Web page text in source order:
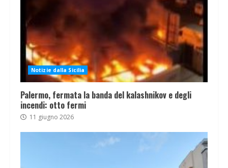
Notizie dalla Sicilia
Palermo, fermata la banda del kalashnikov e degli
incendi: otto fermi
11 giugno 2026